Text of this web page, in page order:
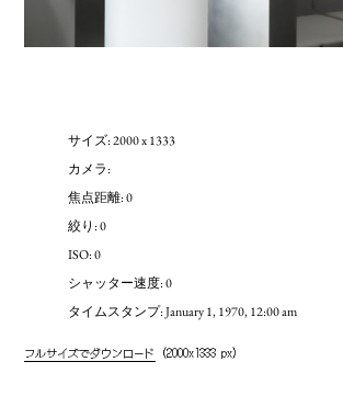
サイズ: 2000 x 1333
カメラ:
焦点距離: 0
絞り: 0
ISO: 0
シャッター速度: 0
タイムスタンプ: January 1, 1970, 12:00 am
フルサイズでダウンロード (2000x1333 px)